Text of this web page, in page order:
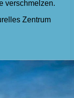
verschmelzen.
Zentrum